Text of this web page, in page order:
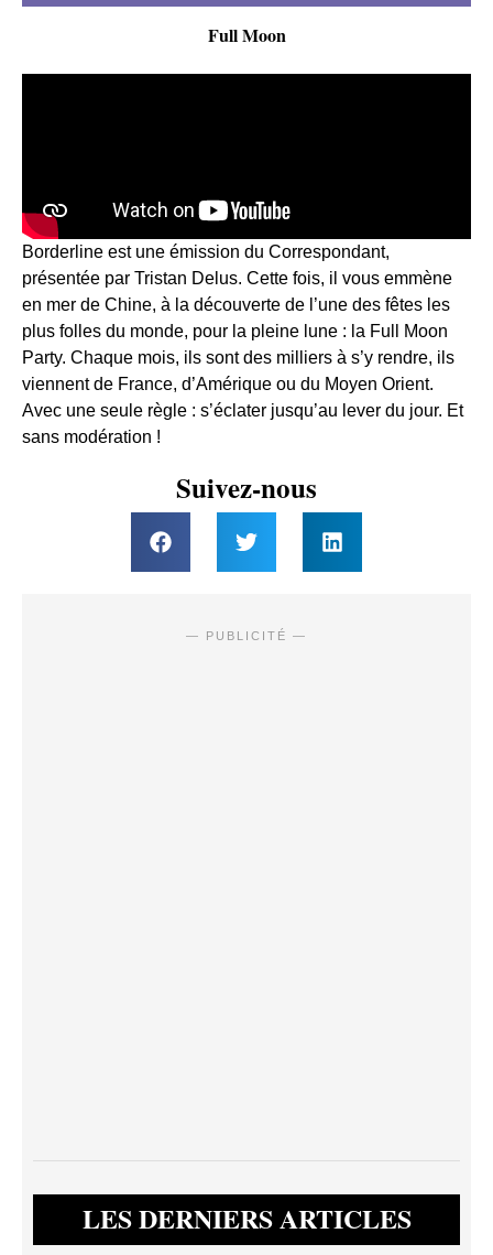
Full Moon
Borderline est une émission du Correspondant,
présentée par Tristan Delus. Cette fois, il vous emmène
en mer de Chine, à la découverte de l’une des fêtes les
plus folles du monde, pour la pleine lune : la Full Moon
Party. Chaque mois, ils sont des milliers à s’y rendre, ils
viennent de France, d’Amérique ou du Moyen Orient.
Avec une seule règle : s’éclater jusqu’au lever du jour. Et
sans modération !
Suivez-nous
— PUBLICITÉ —
LES DERNIERS ARTICLES